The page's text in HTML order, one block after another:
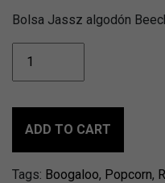
Bolsa Jassz algodón
Tote
Discos
Antifaz
ADD TO CART
Tags: Boogaloo, Popcorn,